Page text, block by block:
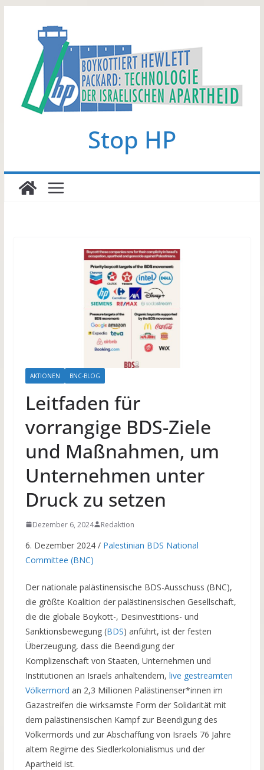
springen
Stop HP
AKTIONEN BNC-BLOG
Leitfaden für
vorrangige BDS-Ziele
und Maßnahmen, um
Unternehmen unter
Druck zu setzen
Dezember 6, 2024 Redaktion
6. Dezember 2024 / Palestinian BDS National
Committee (BNC)
Der nationale palästinensische BDS-Ausschuss (BNC),
die größte Koalition der palästinensischen Gesellschaft,
die die globale Boykott-, Desinvestitions- und
Sanktionsbewegung (BDS) anführt, ist der festen
Überzeugung, dass die Beendigung der
Komplizenschaft von Staaten, Unternehmen und
Institutionen an Israels anhaltendem, live gestreamten
Völkermord an 2,3 Millionen Palästinenser*innen im
Gazastreifen die wirksamste Form der Solidarität mit
dem palästinensischen Kampf zur Beendigung des
Völkermords und zur Abschaffung von Israels 76 Jahre
altem Regime des Siedlerkolonialismus und der
Apartheid ist.